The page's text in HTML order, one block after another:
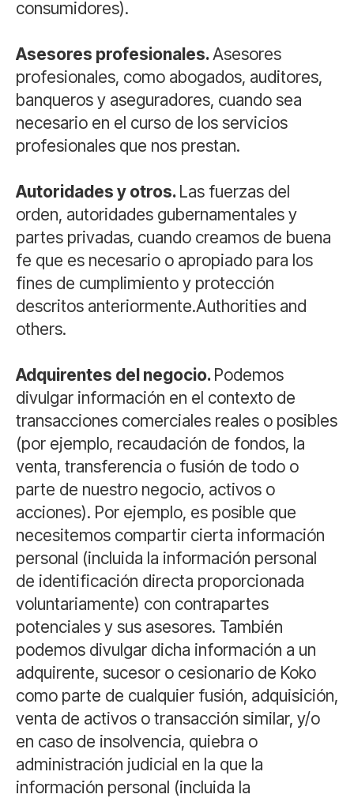
consumidores).
Asesores profesionales.Asesores
profesionales, como abogados, auditores,
banqueros y aseguradores, cuando sea
necesario en el curso de los servicios
profesionales que nos prestan.
Autoridades y otros. Las fuerzas del
orden, autoridades gubernamentales y
partes privadas, cuando creamos de buena
fe que es necesario o apropiado para los
fines de cumplimiento y protección
descritos anteriormente.Authorities and
others.
Adquirentes del negocio. Podemos
divulgar información en el contexto de
transacciones comerciales reales o posibles
(por ejemplo, recaudación de fondos, la
venta, transferencia o fusión de todo o
parte de nuestro negocio, activos o
acciones). Por ejemplo, es posible que
necesitemos compartir cierta información
personal (incluida la información personal
de identificación directa proporcionada
voluntariamente) con contrapartes
potenciales y sus asesores. También
podemos divulgar dicha información a un
adquirente, sucesor o cesionario de Koko
como parte de cualquier fusión, adquisición,
venta de activos o transacción similar, y/o
en caso de insolvencia, quiebra o
administración judicial en la que la
información personal (incluida la